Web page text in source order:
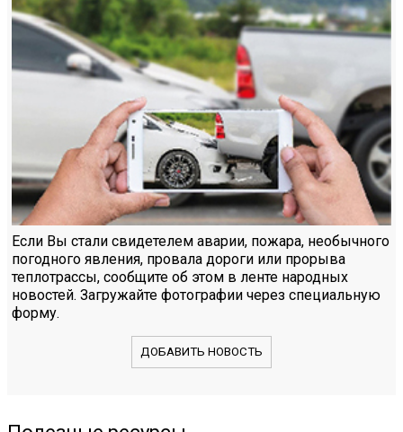
Если Вы стали свидетелем аварии, пожара, необычного
погодного явления, провала дороги или прорыва
теплотрассы, сообщите об этом в ленте народных
новостей. Загружайте фотографии через специальную
форму.
ДОБАВИТЬ НОВОСТЬ